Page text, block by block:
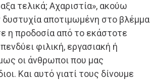
τελικά; Αχαριστία», ακούω
αποτιμωμένη στο βλέμμα
η προδοσία από το εκάστοτε
φιλική, εργασιακή ή
οι άνθρωποι που μας
Και αυτό γιατί τους δίνουμε